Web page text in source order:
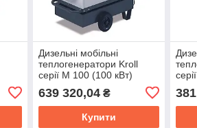
Дизельні мобільні
теплогенератори Kroll
серії M 100 (100 кВт)
639 320,04₴
Купити